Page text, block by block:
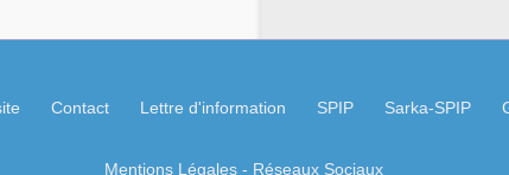
Contact Lettre d'information SPIP Sarka-SPIP
Mentions Légales- Réseaux Sociaux